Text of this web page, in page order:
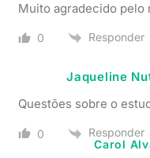
Muito agradecido pelo
0 Responder
Jaqueline
Questões sobre o
0
Responder
Carol